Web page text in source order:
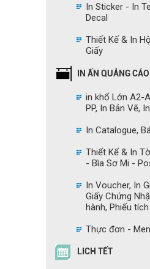
In Sticker - In
Decal
Thiết Kế & In
Giấy
IN ẤN QUẢNG CÁO
in khổ Lớn A2-
PP, In Bản Vẽ,
In Catalogue,
Thiết Kế & In
- Bìa Sơ Mi -
In Voucher, In
Giấy Chứng
hành, Phiếu
Thực đơn -
LICH TẾT